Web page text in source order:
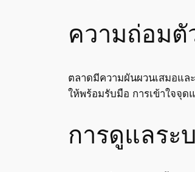
ความถ่อมตั
ตลาดมีความผันผวนเสมอและ
ให้พร้อมรับมือ การเข้าใจจุ
การดูแลระ